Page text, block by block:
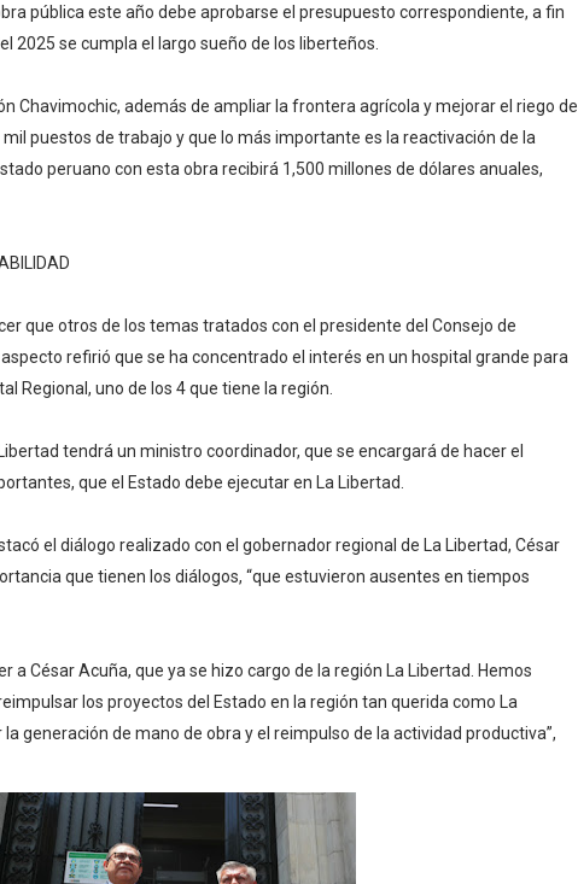
pública este año debe aprobarse el presupuesto correspondiente, a fin
2025 se cumpla el largo sueño de los liberteños.
Chavimochic, además de ampliar la frontera agrícola y mejorar el riego de
puestos de trabajo y que lo más importante es la reactivación de la
peruano con esta obra recibirá 1,500 millones de dólares anuales,
que otros de los temas tratados con el presidente del Consejo de
refirió que se ha concentrado el interés en un hospital grande para
Regional, uno de los 4 que tiene la región.
tendrá un ministro coordinador, que se encargará de hacer el
que el Estado debe ejecutar en La Libertad.
el diálogo realizado con el gobernador regional de La Libertad, César
que tienen los diálogos, “que estuvieron ausentes en tiempos
a César Acuña, que ya se hizo cargo de la región La Libertad. Hemos
los proyectos del Estado en la región tan querida como La
generación de mano de obra y el reimpulso de la actividad productiva”,